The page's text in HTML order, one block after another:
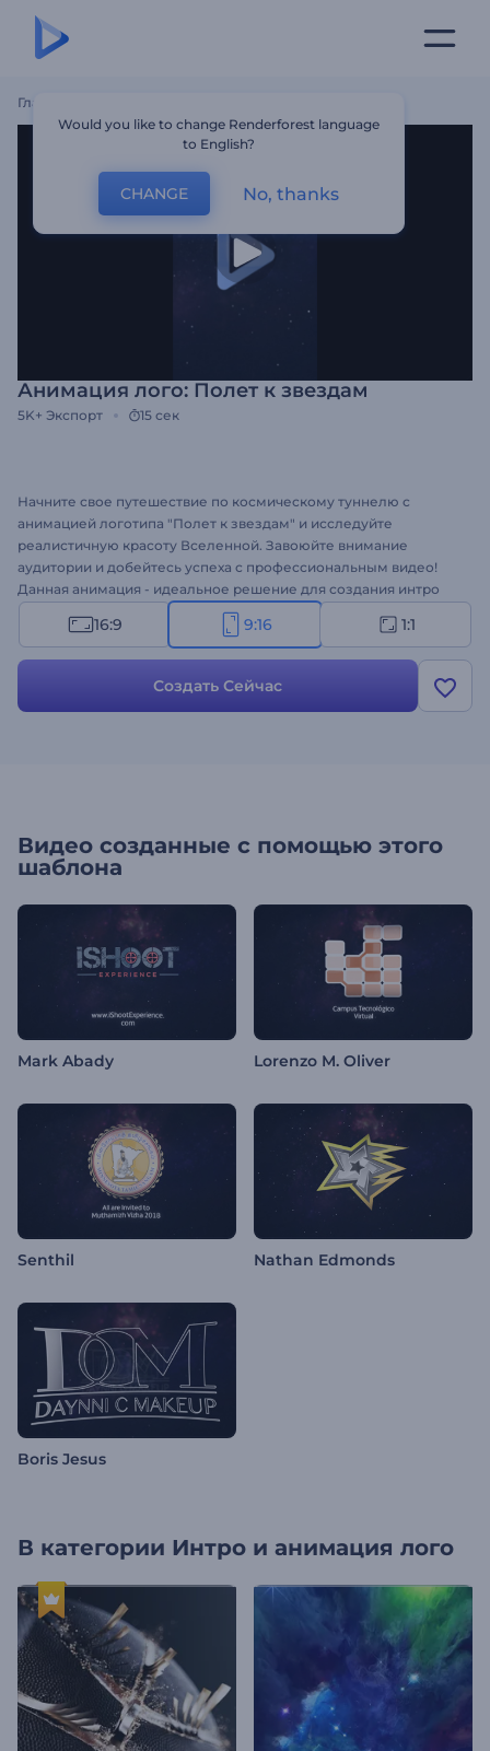
Главная
Анимация лого: Полет к звездам
5K+ Экспорт 15 сек
Начните свое путешествие по космическому туннелю с
анимацией логотипа "Полет к звездам" и исследуйте
реалистичную красоту Вселенной. Завоюйте внимание
аудитории и добейтесь успеха с профессиональным видео!
Данная анимация - идеальное решение для создания интро
заставок, конечных заставок, корпоративных презентаций,
фильмов и многого другого. Создайте видеоролик с
16:9 9:16 1:1
Создать Сейчас
Видео созданные с помощью этого
шаблона
Mark Abady Lorenzo M. Oliver
Senthil Nathan Edmonds
Boris Jesus
В категории Интро и анимация лого
Would you like to change Renderforest language
to English?
CHANGE No, thanks